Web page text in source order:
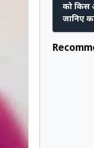
को किस
जानिए
फायदा